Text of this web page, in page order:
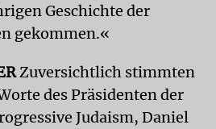
Geschichte der
gekommen.«
Zuversichtlich stimmten
des Präsidenten der
Judaism, Daniel